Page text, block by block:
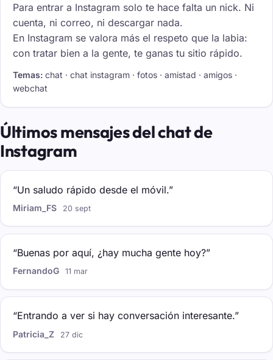
Para entrar a Instagram solo te hace falta un nick. Ni
cuenta, ni correo, ni descargar nada.
En Instagram se valora más el respeto que la labia:
con tratar bien a la gente, te ganas tu sitio rápido.
Temas: chat · chat instagram · fotos · amistad · amigos ·
webchat
Últimos mensajes del chat de
Instagram
“Un saludo rápido desde el móvil.”
Miriam_FS 20 sept
“Buenas por aquí, ¿hay mucha gente hoy?”
FernandoG 11 mar
“Entrando a ver si hay conversación interesante.”
Patricia_Z 27 dic